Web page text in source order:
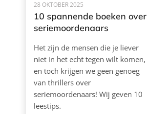
28 OKTOBER 2025
10 spannende boeken over
seriemoordenaars
Het zijn de mensen die je liever
niet in het echt tegen wilt komen,
en toch krijgen we geen genoeg
van thrillers over
seriemoordenaars! Wij geven 10
leestips.